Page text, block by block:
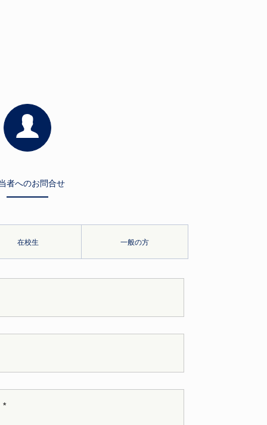
者へのお問合せ
在校生 一般の方
*